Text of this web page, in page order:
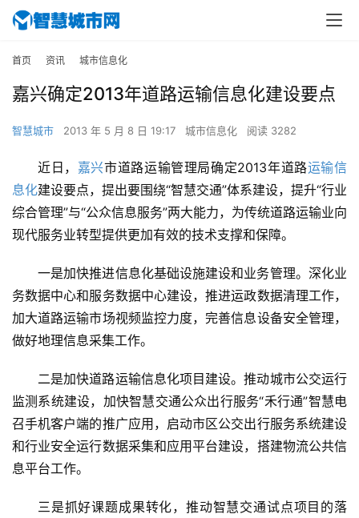
首页 资讯 城市信息化
嘉兴确定2013年道路运输信息化建设要点
智慧城市 2013 年 5 月 8 日 19:17 城市信息化 阅读 3282
近日， 嘉兴市道路运输管理局确定2013年道路运输信
息化建设要点，提出要围绕“智慧交通”体系建设，提升“行业
综合管理”与“公众信息服务”两大能力，为传统道路运输业向
现代服务业转型提供更加有效的技术支撑和保障。
一是加快推进信息化基础设施建设和业务管理。深化业
务数据中心和服务数据中心建设，推进运政数据清理工作，
加大道路运输市场视频监控力度，完善信息设备安全管理，
做好地理信息采集工作。
二是加快道路运输信息化项目建设。推动城市公交运行
监测系统建设，加快智慧交通公众出行服务“禾行通”智慧电
召手机客户端的推广应用，启动市区公交出行服务系统建设
和行业安全运行数据采集和应用平台建设，搭建物流公共信
息平台工作。
三是抓好课题成果转化，推动智慧交通试点项目的落